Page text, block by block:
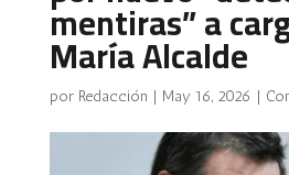
mentiras” a
María Alcalde
por Redacción | May 16, 2026 |